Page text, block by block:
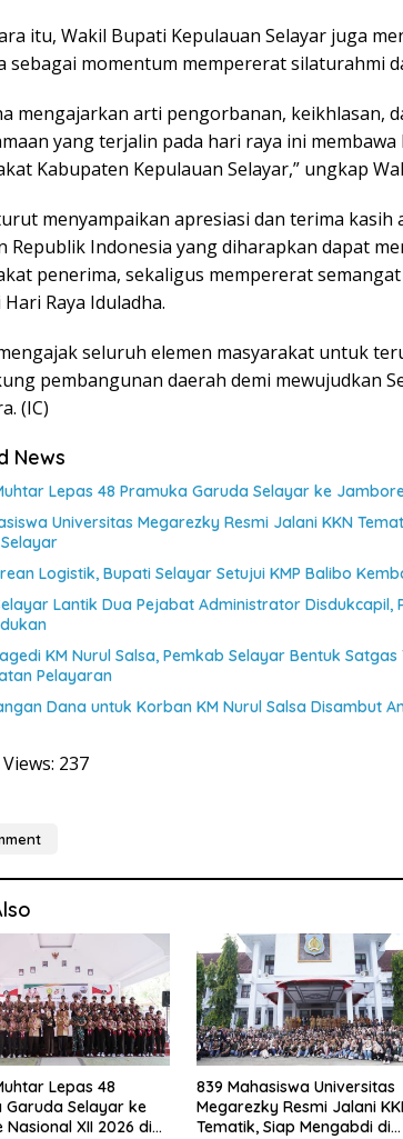
itu, Wakil Bupati Kepulauan Selayar juga
sebagai momentum mempererat silaturahmi
mengajarkan arti pengorbanan, keikhlasan,
yang terjalin pada hari raya ini
Kabupaten Kepulauan Selayar,” ungkap
menyampaikan apresiasi dan terima
Republik Indonesia yang diharapkan dapat
penerima, sekaligus mempererat
Raya Iduladha.
seluruh elemen masyarakat untuk
pembangunan daerah demi mewujudkan
(IC)
News
Lepas 48 Pramuka Garuda Selayar ke
Universitas Megarezky Resmi Jalani KKN
Logistik, Bupati Selayar Setujui KMP Balibo
Lantik Dua Pejabat Administrator Disdukcapil,
KM Nurul Salsa, Pemkab Selayar Bentuk
Pelayaran
Dana untuk Korban KM Nurul Salsa Disambut
237
Lepas 48
Garuda Selayar ke
XII 2026 di
839 Mahasiswa Universitas
Megarezky Resmi Jalani
Tematik, Siap Mengabdi di